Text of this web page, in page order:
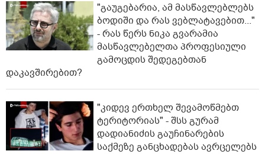
"გაუგებარია, ამ მასწავლებლებს
ბოდიში და რას ვებლატავებით..."
- რას წერს ნიკა გვარამია
მასწავლებელთა პროფესიული
გამოცდის შედეგებთან
დაკავშირებით?
"კიდევ ერთხელ შევამოწმებთ
ტერიტორიას" - შსს გურამ
დადიანიძის გაუჩინარების
საქმეზე განცხადებას ავრცელებს